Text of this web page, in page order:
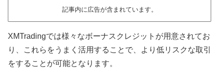
記事内に広告が含まれています。
XMTradingでは様々なボーナスクレジットが用意されてお
り、これらをうまく活用することで、より低リスクな取引
をすることが可能となります。